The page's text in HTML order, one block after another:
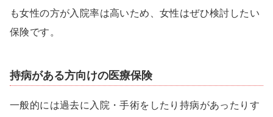
も女性の方が入院率は高いため、女性はぜひ検討したい
保険です。
持病がある方向けの医療保険
一般的には過去に入院・手術をしたり持病があったりす